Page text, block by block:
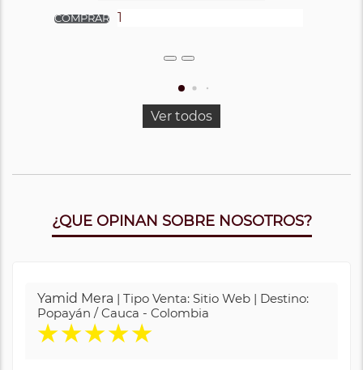
Ver todos
¿QUE OPINAN SOBRE NOSOTROS?
Yamid Mera | Tipo Venta: Sitio Web | Destino:
Popayán / Cauca - Colombia
★★★★★